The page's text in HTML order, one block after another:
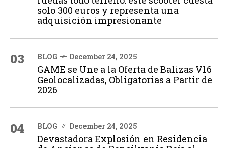
solo 300 euros y representa una
adquisición impresionante
03 BLOG December 24, 2025
GAME se Une a la Oferta de Balizas V16
Geolocalizadas, Obligatorias a Partir de
2026
04 BLOG December 24, 2025
Devastadora Explosión en Residencia